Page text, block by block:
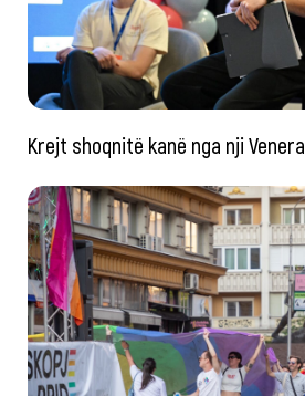
Krejt shoqnitë kanë nga nji Venera